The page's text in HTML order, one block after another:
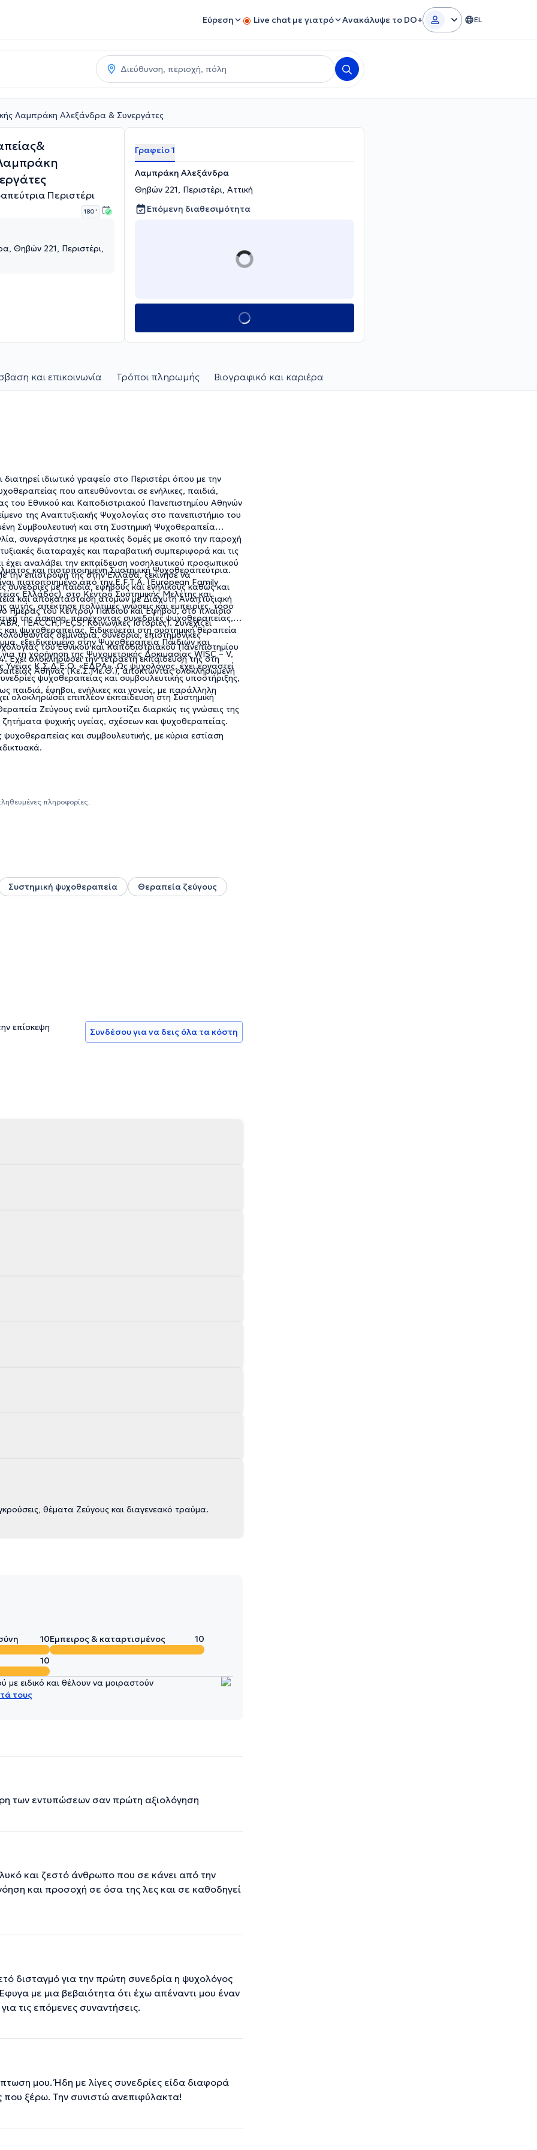
Εύρεση Live chat με γιατρό Ανακάλυψε το DO+ EL
Λαμπράκη Αλεξάνδρα & Συνεργάτες
Περιστέρι
180 '
Θηβών 221, Περιστέρι,
Γραφείο 1
Λαμπράκη Αλεξάνδρα
Θηβών 221, Περιστέρι, Αττική
Επόμενη διαθεσιμότητα
και επικοινωνία Τρόποι πληρωμής Βιογραφικό και καριέρα
ιδιωτικό γραφείο στο Περιστέρι όπου με την
που απευθύνονται σε ενήλικες, παιδιά,
του Εθνικού και Καποδιστριακού Πανεπιστημίου Αθηνών
της Αναπτυξιακής Ψυχολογίας στο πανεπιστήμιο του
Συμβουλευτική και στη Συστημική Ψυχοθεραπεία
συνεργάστηκε με κρατικές δομές με σκοπό την παροχή
διαταραχές και παραβατική συμπεριφορά και τις
έχει αναλάβει την εκπαίδευση νοσηλευτικού προσωπικού
την επιστροφή της στην Ελλάδα, ξεκίνησε να
με παιδιά, εφήβους και ενηλίκους καθώς και
και αποκατάσταση ατόμων με Διάχυτη Αναπτυξιακή
Ημέρας του Κέντρου Παιδιού και Εφήβου, στο πλαίσιο
TEACCH,PECS, Κοινωνικές Ιστορίες). Συνεχίζει
σεμινάρια, συνέδρια, επιστημονικές
και πιστοποιημένη Συστημική Ψυχοθεραπεύτρια.
πιστοποιημένο από την E.F.T.A. (European Family
Ελλάδος), στο Κέντρο Συστημικής Μελέτης και
απέκτησε πολύτιμες γνώσεις και εμπειρίες, τόσο
της άσκηση, παρέχοντας συνεδρίες ψυχοθεραπείας,
ψυχοθεραπείας. Ειδικεύεται στη συστημική θεραπεία
εξειδικευμένο στην Ψυχοθεραπεία Παιδιών και
τη χορήγηση της Ψυχομετρικής Δοκιμασίας WISC – V,
Κ.Σ.Δ.Ε.Ο. «ΕΔΡΑ». Ως ψυχολόγος, έχει εργαστεί
ψυχοθεραπείας και συμβουλευτικής υποστήριξης,
παιδιά, έφηβοι, ενήλικες και γονείς, με παράλληλη
του Εθνικού και Καποδιστριακού Πανεπιστημίου
ολοκληρώσει την τετραετή εκπαίδευσή της στη
Αθήνας (Κε.Σ.Με.Θ.), αποκτώντας ολοκληρωμένη
ολοκληρώσει επιπλέον εκπαίδευση στη Συστημική
Ζεύγους ενώ εμπλουτίζει διαρκώς τις γνώσεις της
ψυχικής υγείας, σχέσεων και ψυχοθεραπείας.
και συμβουλευτικής, με κύρια εστίαση
πληροφορίες.
Συστημική ψυχοθεραπεία
Θεραπεία ζεύγους
επίσκεψη
Συνδέσου για να δεις όλα τα κόστη
θέματα Ζεύγους και διαγενεακό τραύμα.
10Έμπειρος & καταρτισμένος
10
10
ειδικό και θέλουν να μοιραστούν
τους
των εντυπώσεων σαν πρώτη αξιολόγηση
και ζεστό άνθρωπο που σε κάνει από την
και προσοχή σε όσα της λες και σε καθοδηγεί
δισταγμό για την πρώτη συνεδρία η ψυχολόγος
με μια βεβαιότητα ότι έχω απέναντι μου έναν
τις επόμενες συναντήσεις.
μου. Ήδη με λίγες συνεδρίες είδα διαφορά
ξέρω. Την συνιστώ ανεπιφύλακτα!